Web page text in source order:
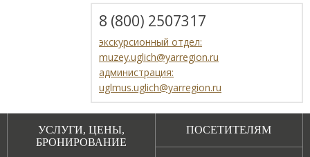
8 (800) 2507317
экскурсионный отдел:
muzey.uglich@yarregion.ru
администрация:
uglmus.uglich@yarregion.ru
УСЛУГИ, ЦЕНЫ,
БРОНИРОВАНИЕ
ПОСЕТИТЕЛЯМ